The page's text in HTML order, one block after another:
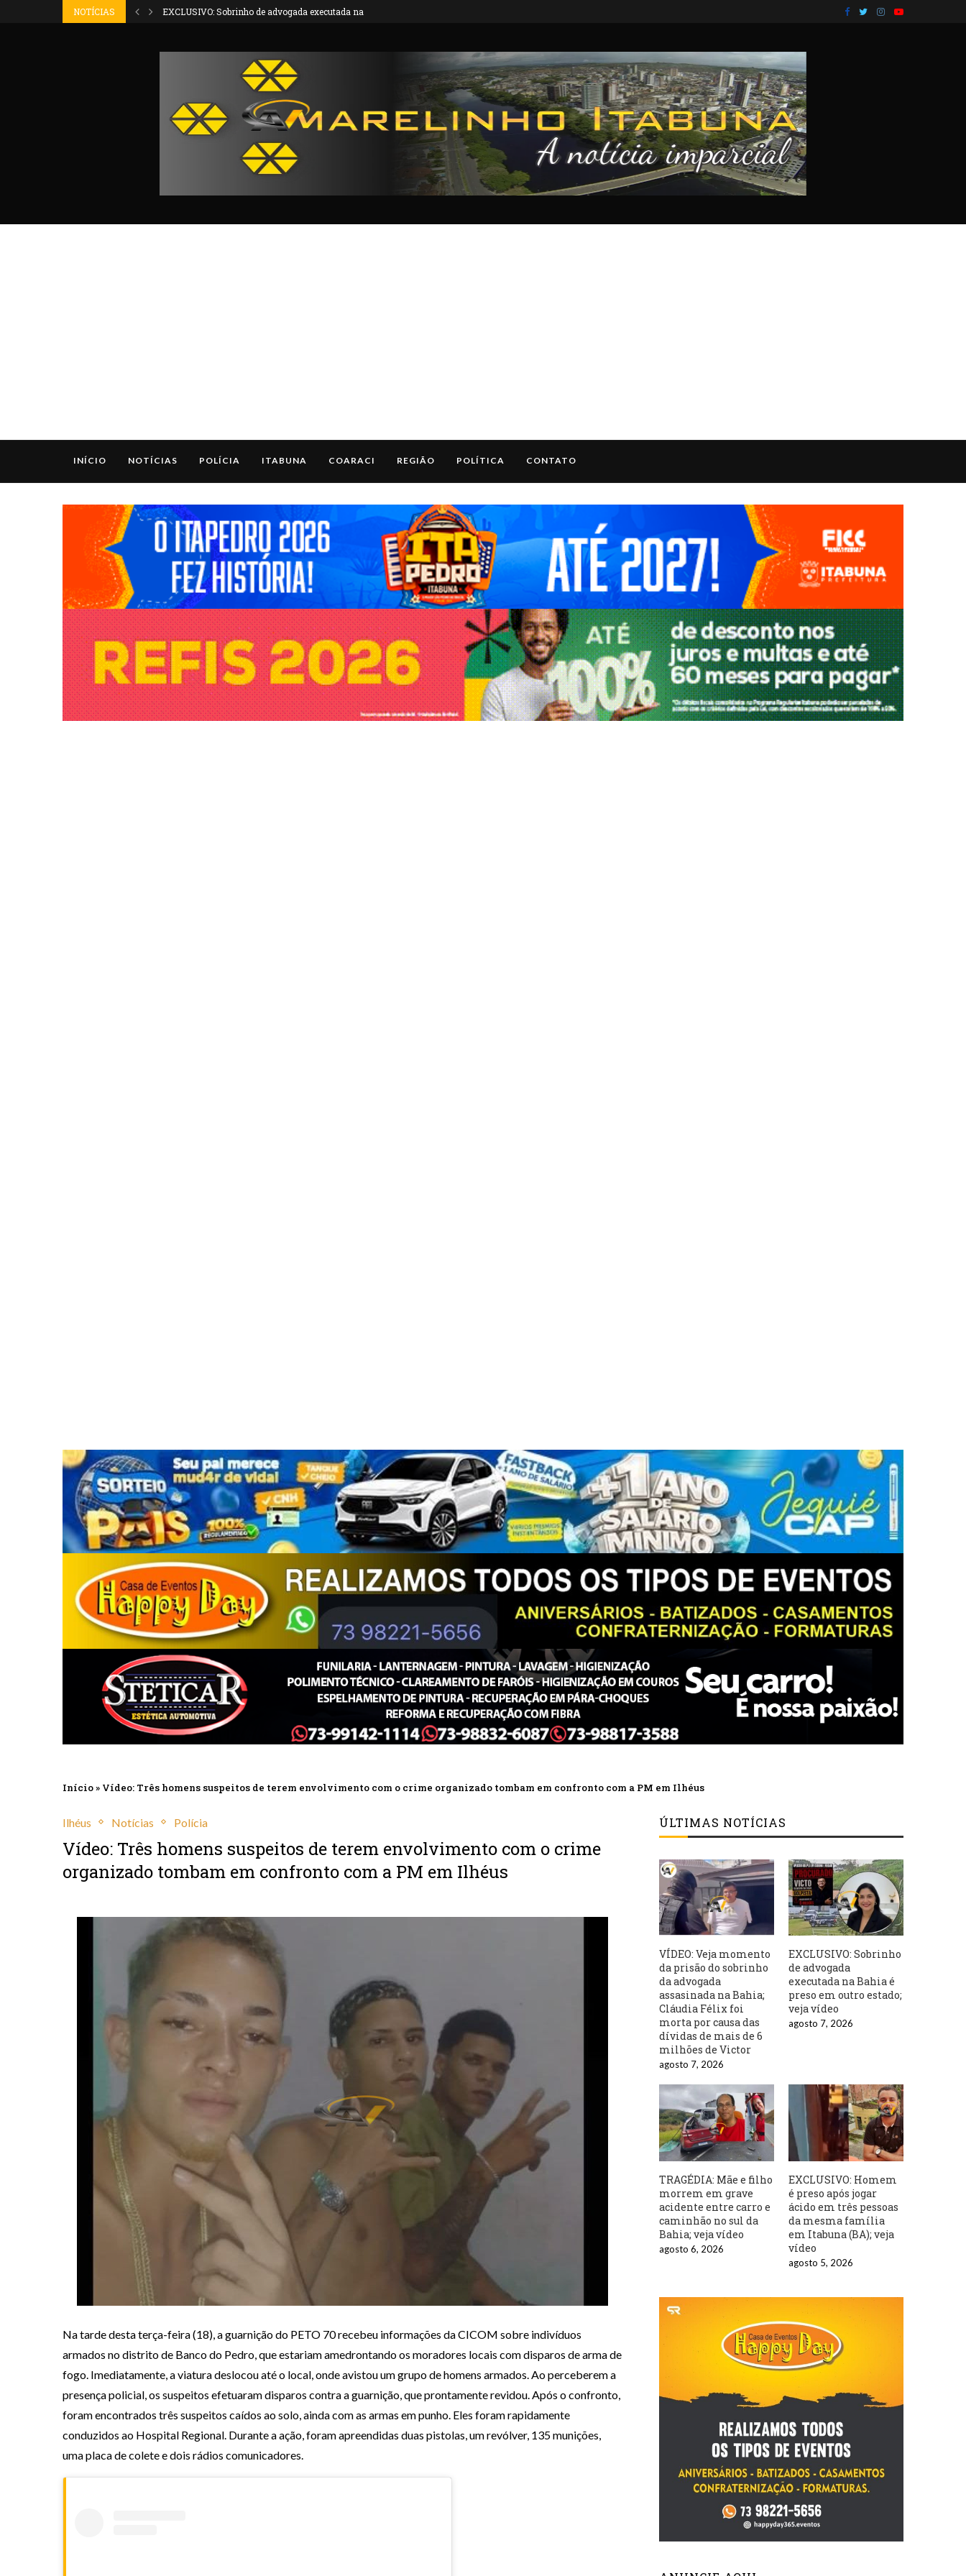
NOTÍCIAS EXCLUSIVO: Sobrinho de advogada executada na Bahia é... EXCLUSIVO: Homem é preso após jogar ácido
INÍCIO NOTÍCIAS POLÍCIA ITABUNA COARACI REGIÃO POLÍTICA CONTATO
Início» Vídeo: Três homens suspeitos de terem envolvimento com o crime organizado tombam em confronto com a PM em Ilhéus
Ilhéus Notícias Polícia
Vídeo: Três homens suspeitos de terem envolvimento com o crime
organizado tombam em confronto com a PM em Ilhéus
Na tarde desta terça-feira (18), a guarnição do PETO 70 recebeu informações da CICOM sobre indivíduos
armados no distrito de Banco do Pedro, que estariam amedrontando os moradores locais com disparos de arma de
fogo. Imediatamente, a viatura deslocou até o local, onde avistou um grupo de homens armados. Ao perceberem a
presença policial, os suspeitos efetuaram disparos contra a guarnição, que prontamente revidou. Após o confronto,
foram encontrados três suspeitos caídos ao solo, ainda com as armas em punho. Eles foram rapidamente
conduzidos ao Hospital Regional. Durante a ação, foram apreendidas duas pistolas, um revólver, 135 munições,
uma placa de colete e dois rádios comunicadores.
ÚLTIMAS NOTÍCIAS
VÍDEO: Veja momento
da prisão do sobrinho
da advogada
assasinada na Bahia;
Cláudia Félix foi
morta por causa das
dívidas de mais de 6
milhões de Victor
agosto 7, 2026
EXCLUSIVO: Sobrinho
de advogada
executada na Bahia é
preso em outro estado;
veja vídeo
agosto 7, 2026
TRAGÉDIA: Mãe e filho
morrem em grave
acidente entre carro e
caminhão no sul da
Bahia; veja vídeo
agosto 6, 2026
EXCLUSIVO: Homem
é preso após jogar
ácido em três pessoas
da mesma família
em Itabuna (BA); veja
vídeo
agosto 5, 2026